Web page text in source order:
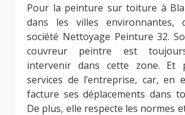
Pour la peinture sur toiture à
dans les villes environnantes,
société Nettoyage Peinture 32.
couvreur peintre est
intervenir dans cette zone. Et
services de l’entreprise, car, en
facture ses déplacements dans
De plus, elle respecte les normes